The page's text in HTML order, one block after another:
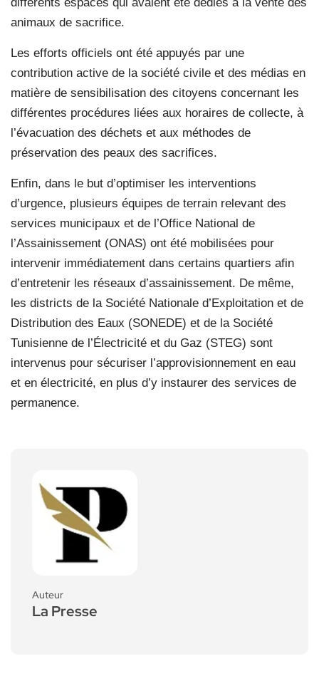
animaux de sacrifice.
Les efforts officiels ont été appuyés par une
contribution active de la société civile et des médias en
matière de sensibilisation des citoyens concernant les
différentes procédures liées aux horaires de collecte, à
l’évacuation des déchets et aux méthodes de
préservation des peaux des sacrifices.
Enfin, dans le but d’optimiser les interventions
d’urgence, plusieurs équipes de terrain relevant des
services municipaux et de l’Office National de
l’Assainissement (ONAS) ont été mobilisées pour
intervenir immédiatement dans certains quartiers afin
d’entretenir les réseaux d’assainissement. De même,
les districts de la Société Nationale d’Exploitation et de
Distribution des Eaux (SONEDE) et de la Société
Tunisienne de l’Électricité et du Gaz (STEG) sont
intervenus pour sécuriser l’approvisionnement en eau
et en électricité, en plus d’y instaurer des services de
permanence.
Auteur
La Presse